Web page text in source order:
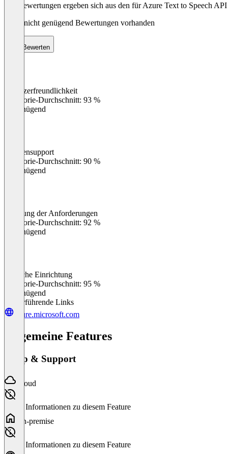
Die Bewertungen ergeben sich aus den für Azure Text to Speech
Noch nicht genügend Bewertungen vorhanden
Bewerten
Benutzerfreundlichkeit
Kategorie-Durchschnitt: 93 %
Ungenügend
Kundensupport
Kategorie-Durchschnitt: 90 %
Ungenügend
Erfüllung der Anforderungen
Kategorie-Durchschnitt: 92 %
Ungenügend
Einfache Einrichtung
Kategorie-Durchschnitt: 95 %
Ungenügend
Weiterführende Links
azure.microsoft.com
Allgemeine Features
Setup & Support
Cloud
Keine Informationen zu diesem Feature
On-premise
Keine Informationen zu diesem Feature